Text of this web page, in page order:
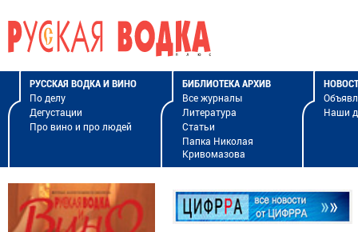
РУССКАЯ ВОДКА И ВИНО
По делу
Дегустации
Про вино и про людей
БИБЛИОТЕКА АРХИВ
Все журналы
Литература
Статьи
Папка Николая
Кривомазова
Наши